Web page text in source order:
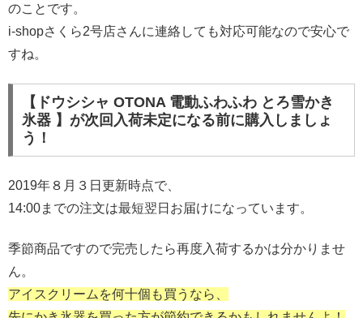
のことです。
i-shopさくら2号店さんに連絡しても対応可能なので安心で
すね。
【ドウシシャ OTONA 電動ふわふわ とろ雪かき
氷器 】が次回入荷未定になる前に購入しましょ
う！
2019年８月３日更新時点で、
14:00までの注文は最短翌日お届けになっています。
季節商品ですので完売したら再度入荷するかは分かりませ
ん。
アイスクリームを何十個も買うなら、